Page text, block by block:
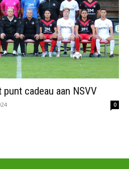
cadeau aan NSVV
0